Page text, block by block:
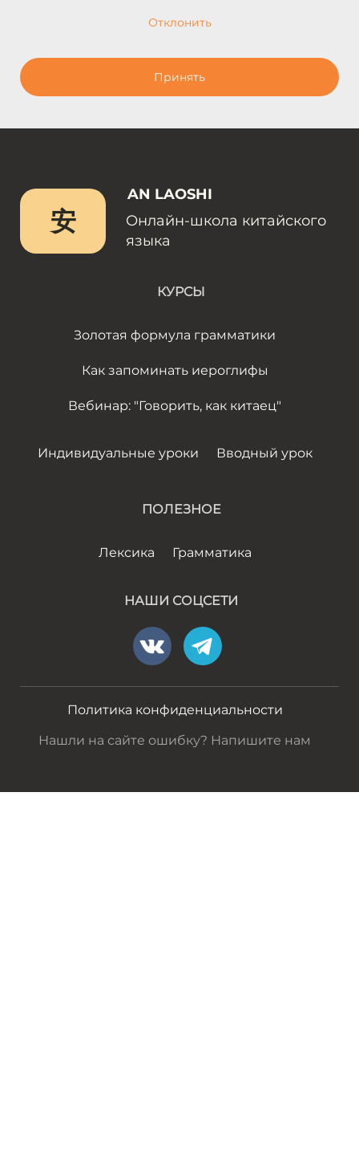
Отклонить
Принять
安
AN LAOSHI
Онлайн-школа китайского
языка
КУРСЫ
Золотая формула грамматики
Как запоминать иероглифы
Вебинар: "Говорить, как китаец"
Индивидуальные уроки Вводный урок
ПОЛЕЗНОЕ
Лексика Грамматика
НАШИ СОЦСЕТИ
Политика конфиденциальности
Нашли на сайте ошибку? Напишите нам